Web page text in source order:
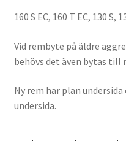
160 S EC, 160 T EC, 130 S,
Vid rembyte på äldre
behövs det även bytas till
Ny rem har plan
undersida.